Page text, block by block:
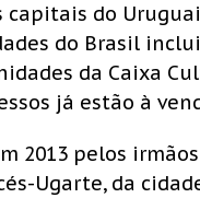
do
do Brasil
da Caixa
já estão à
2013 pelos
Ugarte, da